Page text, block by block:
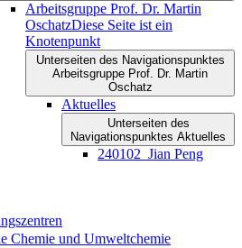
Arbeitsgruppe Prof. Dr. Martin
OschatzDiese Seite ist ein
Knotenpunkt
Unterseiten des Navigationspunktes
Arbeitsgruppe Prof. Dr. Martin
Oschatz
Aktuelles
Unterseiten des
Navigationspunktes Aktuelles
240102_Jian Peng
Chemie und Umweltchemie